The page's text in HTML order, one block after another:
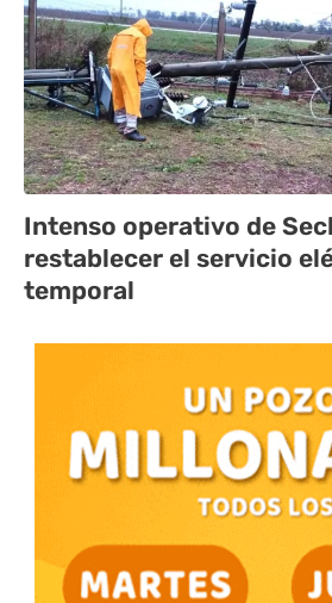
Intenso operativo de
restablecer el servicio
temporal